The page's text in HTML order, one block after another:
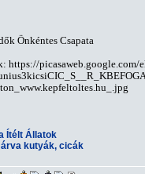
Önkéntes Csapata
https://picasaweb.google.com/
Ítélt Állatok
kutyák, cicák